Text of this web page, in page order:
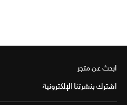
ابحث عن متجر
اشترك بنشرتنا الإلكترونية